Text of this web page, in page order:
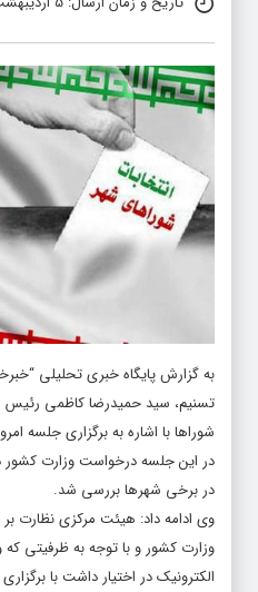
به گزارش پایگاه خبری تحلیلی “
تسنیم، سید حمیدرضا کاظمی رئیس
شوراها با اشاره به برگزاری جلسه
در این جلسه درخواست وزارت کشور
در برخی شهرها بررسی شد.
وی ادامه داد: هیئت مرکزی نظارت بر
وزارت کشور و با توجه به ظرفیتی که
کلان‌شهر و ۱۶ مرکز استان موافقت کرد.